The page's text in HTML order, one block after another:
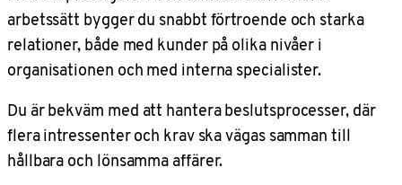
arbetssätt bygger du snabbt förtroende och starka
relationer, både med kunder på olika nivåer i
organisationen och med interna specialister.
Du är bekväm med att hantera beslutsprocesser, där
flera intressenter och krav ska vägas samman till
hållbara och lönsamma affärer.